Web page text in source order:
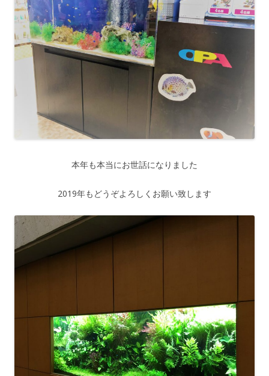
本年も本当にお世話になりました
2019年もどうぞよろしくお願い致します